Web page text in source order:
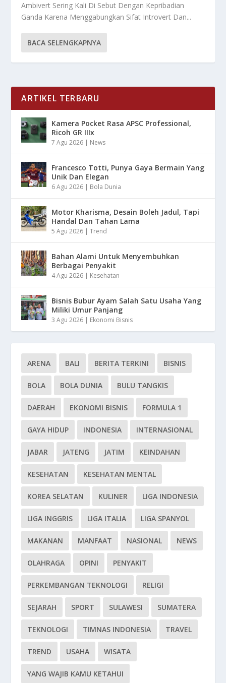
Ambivert Sering Kali Di Sebut Dengan Kepribadian
Ganda Karena Menggabungkan Sifat Introvert Dan...
BACA SELENGKAPNYA
ARTIKEL TERBARU
Kamera Pocket Rasa APSC Professional,
Ricoh GR IIIx
7 Agu 2026 | News
Francesco Totti, Punya Gaya Bermain Yang
Unik Dan Elegan
6 Agu 2026 | Bola Dunia
Motor Kharisma, Desain Boleh Jadul, Tapi
Handal Dan Tahan Lama
5 Agu 2026 |Trend
Bahan Alami Untuk Menyembuhkan
Berbagai Penyakit
4 Agu 2026 | Kesehatan
Bisnis Bubur Ayam Salah Satu Usaha Yang
Miliki Umur Panjang
3 Agu 2026 | Ekonomi Bisnis
ARENA BALI BERITA TERKINI BISNIS
BOLA BOLA DUNIA BULU TANGKIS
DAERAH EKONOMI BISNIS FORMULA 1
GAYA HIDUP INDONESIA INTERNASIONAL
JABAR JATENG JATIM KEINDAHAN
KESEHATAN KESEHATAN MENTAL
KOREA SELATAN KULINER LIGA INDONESIA
LIGA INGGRIS LIGA ITALIA LIGA SPANYOL
MAKANAN MANFAAT NASIONAL NEWS
OLAHRAGA OPINI PENYAKIT
PERKEMBANGAN TEKNOLOGI RELIGI
SEJARAH SPORT SULAWESI SUMATERA
TEKNOLOGI TIMNAS INDONESIA TRAVEL
TREND USAHA WISATA
YANG WAJIB KAMU KETAHUI